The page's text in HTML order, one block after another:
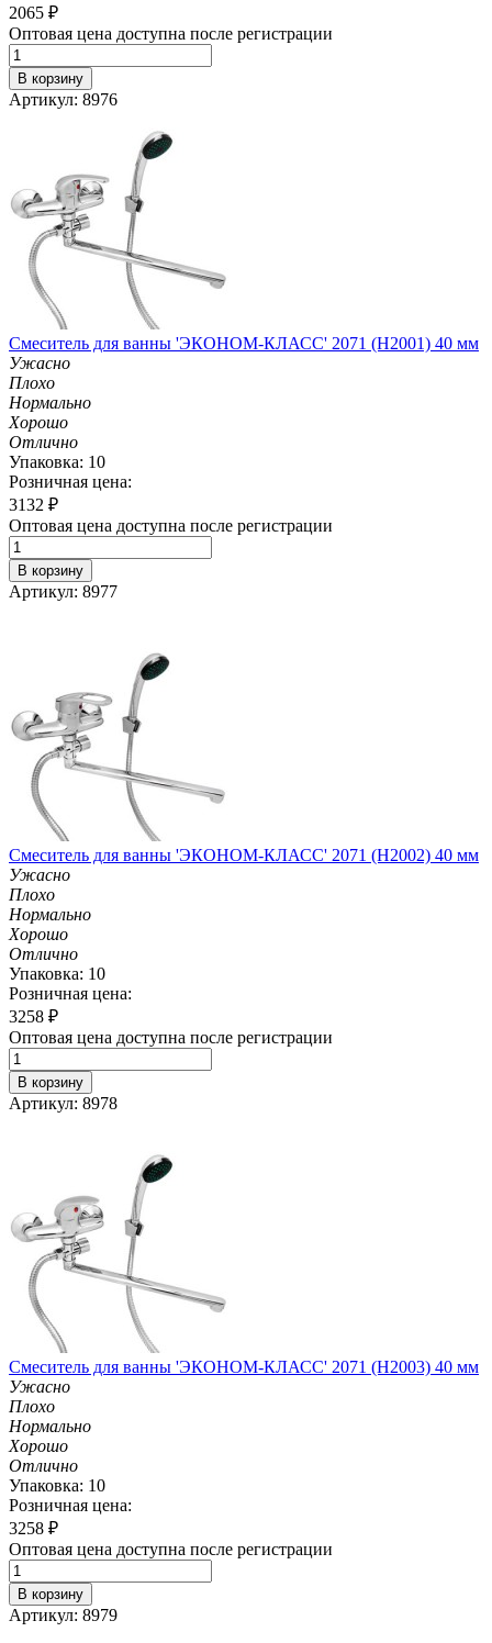
2065 ₽
Оптовая цена доступна после регистрации
В корзину
Артикул: 8976
Смеситель для ванны 'ЭКОНОМ-КЛАСС' 2071 (H2001) 40 мм
Ужасно
Плохо
Нормально
Хорошо
Отлично
Упаковка: 10
Розничная цена:
3132 ₽
Оптовая цена доступна после регистрации
В корзину
Артикул: 8977
Смеситель для ванны 'ЭКОНОМ-КЛАСС' 2071 (H2002) 40 мм
Ужасно
Плохо
Нормально
Хорошо
Отлично
Упаковка: 10
Розничная цена:
3258 ₽
Оптовая цена доступна после регистрации
В корзину
Артикул: 8978
Смеситель для ванны 'ЭКОНОМ-КЛАСС' 2071 (H2003) 40 мм
Ужасно
Плохо
Нормально
Хорошо
Отлично
Упаковка: 10
Розничная цена:
3258 ₽
Оптовая цена доступна после регистрации
В корзину
Артикул: 8979